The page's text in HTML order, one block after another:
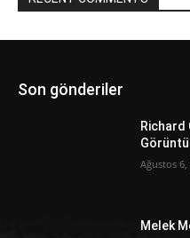
Son gönderiler
Richard
Ağustos 6,
Melek